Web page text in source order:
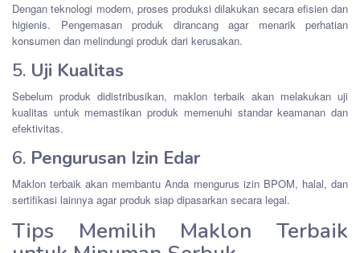
Dengan teknologi modern, proses produksi dilakukan secara efisien dan
higienis. Pengemasan produk dirancang agar menarik perhatian
konsumen dan melindungi produk dari kerusakan.
5. Uji Kualitas
Sebelum produk didistribusikan, maklon terbaik akan melakukan uji
kualitas untuk memastikan produk memenuhi standar keamanan dan
efektivitas.
6. Pengurusan Izin Edar
Maklon terbaik akan membantu Anda mengurus izin BPOM, halal, dan
sertifikasi lainnya agar produk siap dipasarkan secara legal.
Tips Memilih Maklon Terbaik